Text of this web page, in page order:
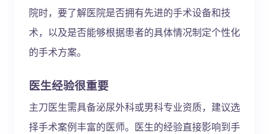
院时，要了解医院是否拥有先进的手术设备和技
术，以及是否能够根据患者的具体情况制定个性化
的手术方案。
医生经验很重要
主刀医生需具备泌尿外科或男科专业资质，建议选
择手术案例丰富的医师。医生的经验直接影响到手